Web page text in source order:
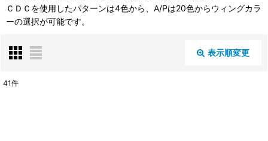
ＣＤＣを使用したパターンは4色から、A/Pは20色からウィングカラ
ーの選択が可能です。
表示順変更
41件